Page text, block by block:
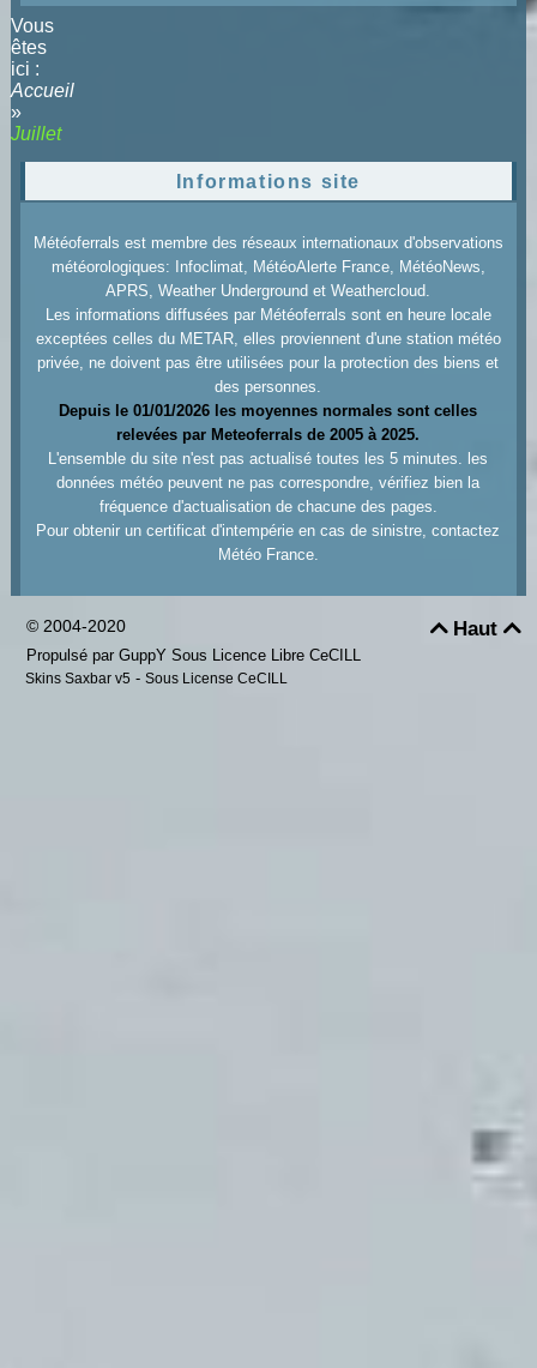
Vous
êtes
ici :
Accueil
»
Juillet
Informations site
Météoferrals est membre des réseaux internationaux d'observations
météorologiques: Infoclimat, MétéoAlerte France, MétéoNews,
APRS, Weather Underground et Weathercloud.
Les informations diffusées par Météoferrals sont en heure locale
exceptées celles du METAR, elles proviennent d'une station météo
privée, ne doivent pas être utilisées pour la protection des biens et
des personnes.
Depuis le 01/01/2026 les moyennes normales sont celles
relevées par Meteoferrals de 2005 à 2025.
L'ensemble du site n'est pas actualisé toutes les 5 minutes. les
données météo peuvent ne pas correspondre, vérifiez bien la
fréquence d'actualisation de chacune des pages.
Pour obtenir un certificat d'intempérie en cas de sinistre, contactez
Météo France.
Haut
© 2004-2020
Propulsé par GuppY Sous Licence Libre CeCILL
Skins Saxbar v5 - Sous License CeCILL